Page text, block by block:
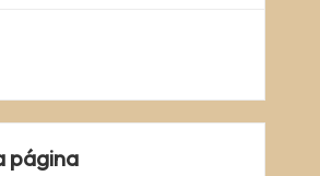
página